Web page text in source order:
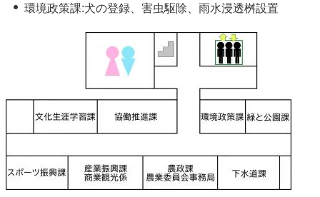
環境政策課:犬の登録、害虫駆除、雨水浸透桝設置